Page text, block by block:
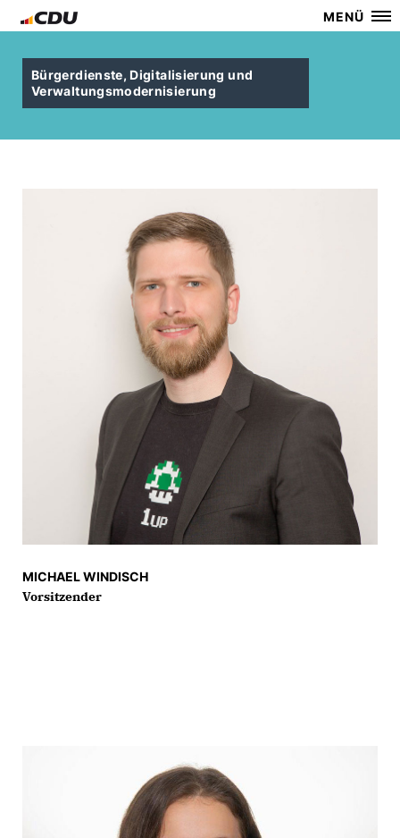
MENÜ
Bürgerdienste, Digitalisierung und
Verwaltungsmodernisierung
MICHAEL WINDISCH
Vorsitzender